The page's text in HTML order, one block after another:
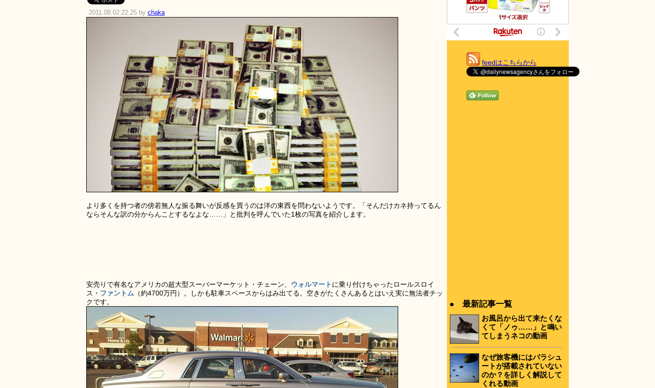
2011.08.02 22:25 by chaka
より多くを持つ者の傍若無人な振る舞いが反感を買うのは洋の東西を問わないようです。「そんだけカネ持ってるん
ならそんな訳の分からんことするなよな……」と批判を呼んでいた1枚の写真を紹介します。
安売りで有名なアメリカの超大型スーパーマーケット・チェーン、 ウォルマートに乗り付けちゃったロールスロイ
ス・ ファントム （約4700万円）。しかも駐車スペースからはみ出てる。空きがたくさんあるとはいえ実に無法者チッ
クです。
feedはこちらから
● 最新記事一覧
お風呂から出て来たくな
くて「ノゥ……」と鳴い
てしまうネコの動画
なぜ旅客機にはパラシュ
ートが搭載されていない
のか？を詳しく解説して
くれる動画